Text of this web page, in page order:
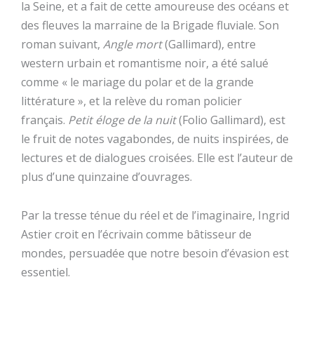
la Seine, et a fait de cette amoureuse des océans et
des fleuves la marraine de la Brigade fluviale. Son
roman suivant, Angle mort(Gallimard), entre
western urbain et romantisme noir, a été salué
comme « le mariage du polar et de la grande
littérature », et la relève du roman policier
français. Petit éloge de la nuit(Folio Gallimard), est
le fruit de notes vagabondes, de nuits inspirées, de
lectures et de dialogues croisées. Elle est l’auteur de
plus d’une quinzaine d’ouvrages.
Par la tresse ténue du réel et de l’imaginaire, Ingrid
Astier croit en l’écrivain comme bâtisseur de
mondes, persuadée que notre besoin d’évasion est
essentiel.